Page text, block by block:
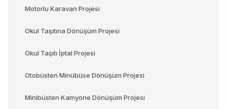
Motorlu Karavan Projesi
Okul Taşıtına Dönüşüm Projesi
Okul Taşıtı İptal Projesi
Otobüsten Minübüse Dönüşüm Projesi
Minibüsten Kamyone Dönüşüm Projesi